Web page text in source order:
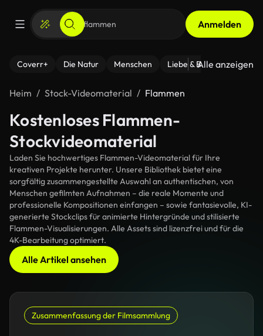
Anmelden
Coverr+ Die Natur Menschen Liebe & Beziehungen
Alle anzeigen
Heim Stock-Videomaterial Flammen
Kostenloses Flammen-
Stockvideomaterial
Laden Sie hochwertiges Flammen-Videomaterial für Ihre
kreativen Projekte herunter. Unsere Bibliothek bietet eine
sorgfältig zusammengestellte Auswahl an authentischen, von
Menschen gefilmten Aufnahmen – die reale Momente und
professionelle Kompositionen einfangen – sowie fantasievolle, KI-
generierte Stockclips für animierte Hintergründe und stilisierte
Flammen-Visualisierungen. Alle Assets sind lizenzfrei und für die
4K-Bearbeitung optimiert.
Alle Artikel ansehen
Zusammenfassung der Filmsammlung